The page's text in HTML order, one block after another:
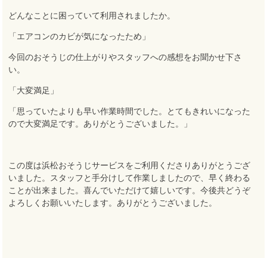
どんなことに困っていて利用されましたか。
「エアコンのカビが気になったため」
今回のおそうじの仕上がりやスタッフへの感想をお聞かせ下さ
い。
「大変満足」
「思っていたよりも早い作業時間でした。とてもきれいになった
ので大変満足です。ありがとうございました。」
この度は浜松おそうじサービスをご利用くださりありがとうござ
いました 。 スタッフと手分けして作業しましたので、早く終わる
ことが出来ました 。喜んでいただけて嬉しいです。今後共どうぞ
よろしくお願いいたします。 ありがとうございました。